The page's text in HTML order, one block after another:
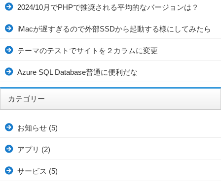
2024/10月でPHPで推奨される平均的なバージョンは？
iMacが遅すぎるので外部SSDから起動する様にしてみたら
テーマのテストでサイトを２カラムに変更
Azure SQL Database普通に便利だな
カテゴリー
お知らせ (5)
アプリ (2)
サービス (5)